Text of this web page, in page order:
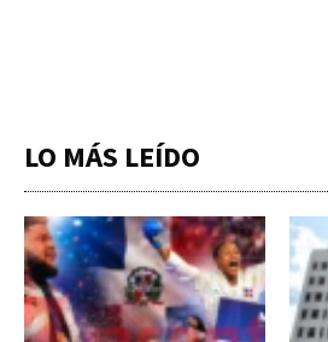
LO MÁS LEÍDO